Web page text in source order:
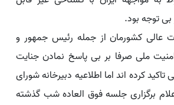
توجه بود.
عالی کشورمان از جمله رئیس جمهور و
ملی صرفا بر بی پاسخ نمادن جنایت
کرده اند اما اطلاعیه دبیرخانه شورای
برگزاری جلسه فوق العاده شب گذشته